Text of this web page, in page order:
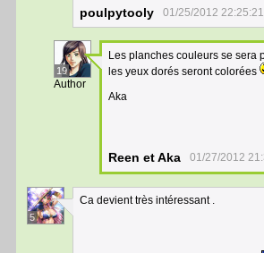
poulpytooly 01/25/2012 22:25:21
19
Author
Les planches couleurs se sera
les yeux dorés seront colorées
Aka
Reen et Aka 01/27/2012
5
Ca devient très intéressant .